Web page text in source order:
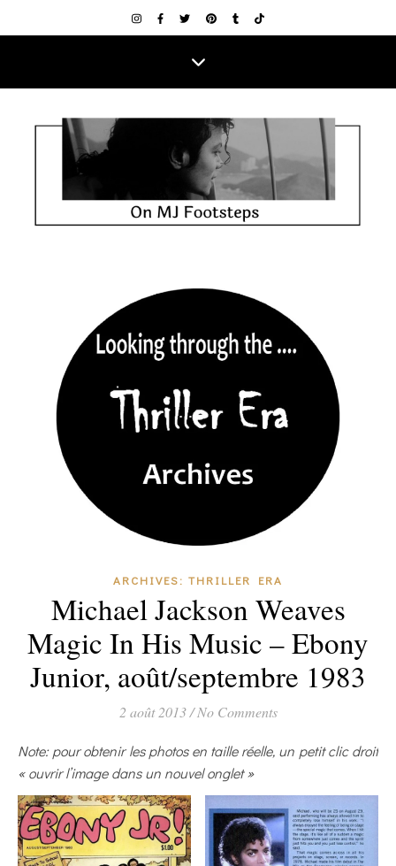
ARCHIVES: THRILLER ERA
Michael Jackson Weaves
Magic In His Music – Ebony
Junior, août/septembre 1983
2 août 2013 / No Comments
Note: pour obtenir les photos en taille réelle, un petit clic droit
« ouvrir l’image dans un nouvel onglet »